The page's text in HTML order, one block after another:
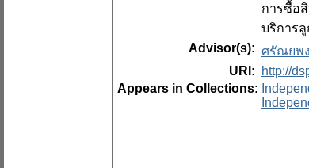
การซื้อ
บริการ
Advisor(s): ศรัณยพ
URI:
http://
Appears in Collections: